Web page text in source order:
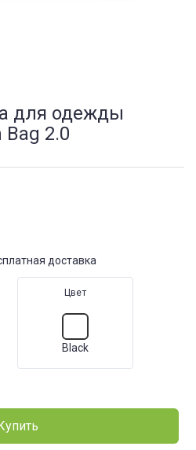
для одежды
2.0
доставка
Цвет
Black